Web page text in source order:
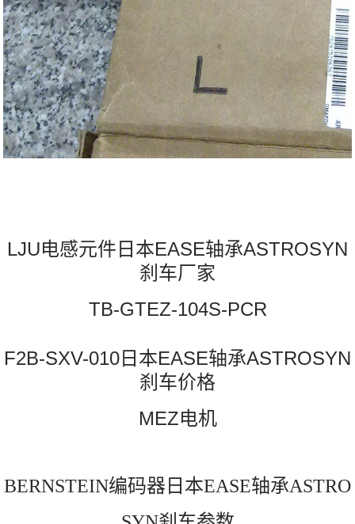
LJU电感元件日本EASE轴承ASTROSYN
刹车厂家
TB-GTEZ-104S-PCR
F2B-SXV-010日本EASE轴承ASTROSYN
刹车价格
MEZ电机
BERNSTEIN编码器日本EASE轴承ASTRO